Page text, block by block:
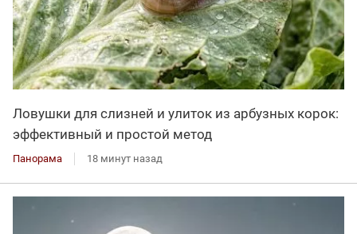
Ловушки для слизней и улиток из арбузных корок:
эффективный и простой метод
Панорама 18 минут назад